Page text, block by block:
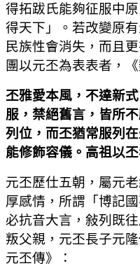
得拓跋氏能夠征服中
得天下」。若改變原
民族性會消失，而且
團以元丕為表表者，
丕雅愛本風，不達新
服，禁絕舊言，皆所
列位，而丕猶常服列
能修飾容儀。高祖以
元丕歷仕五朝，屬元
厚感情，所謂「博記
必抗音大言，敍列既
叛父親，元丕長子元
元丕傳》：